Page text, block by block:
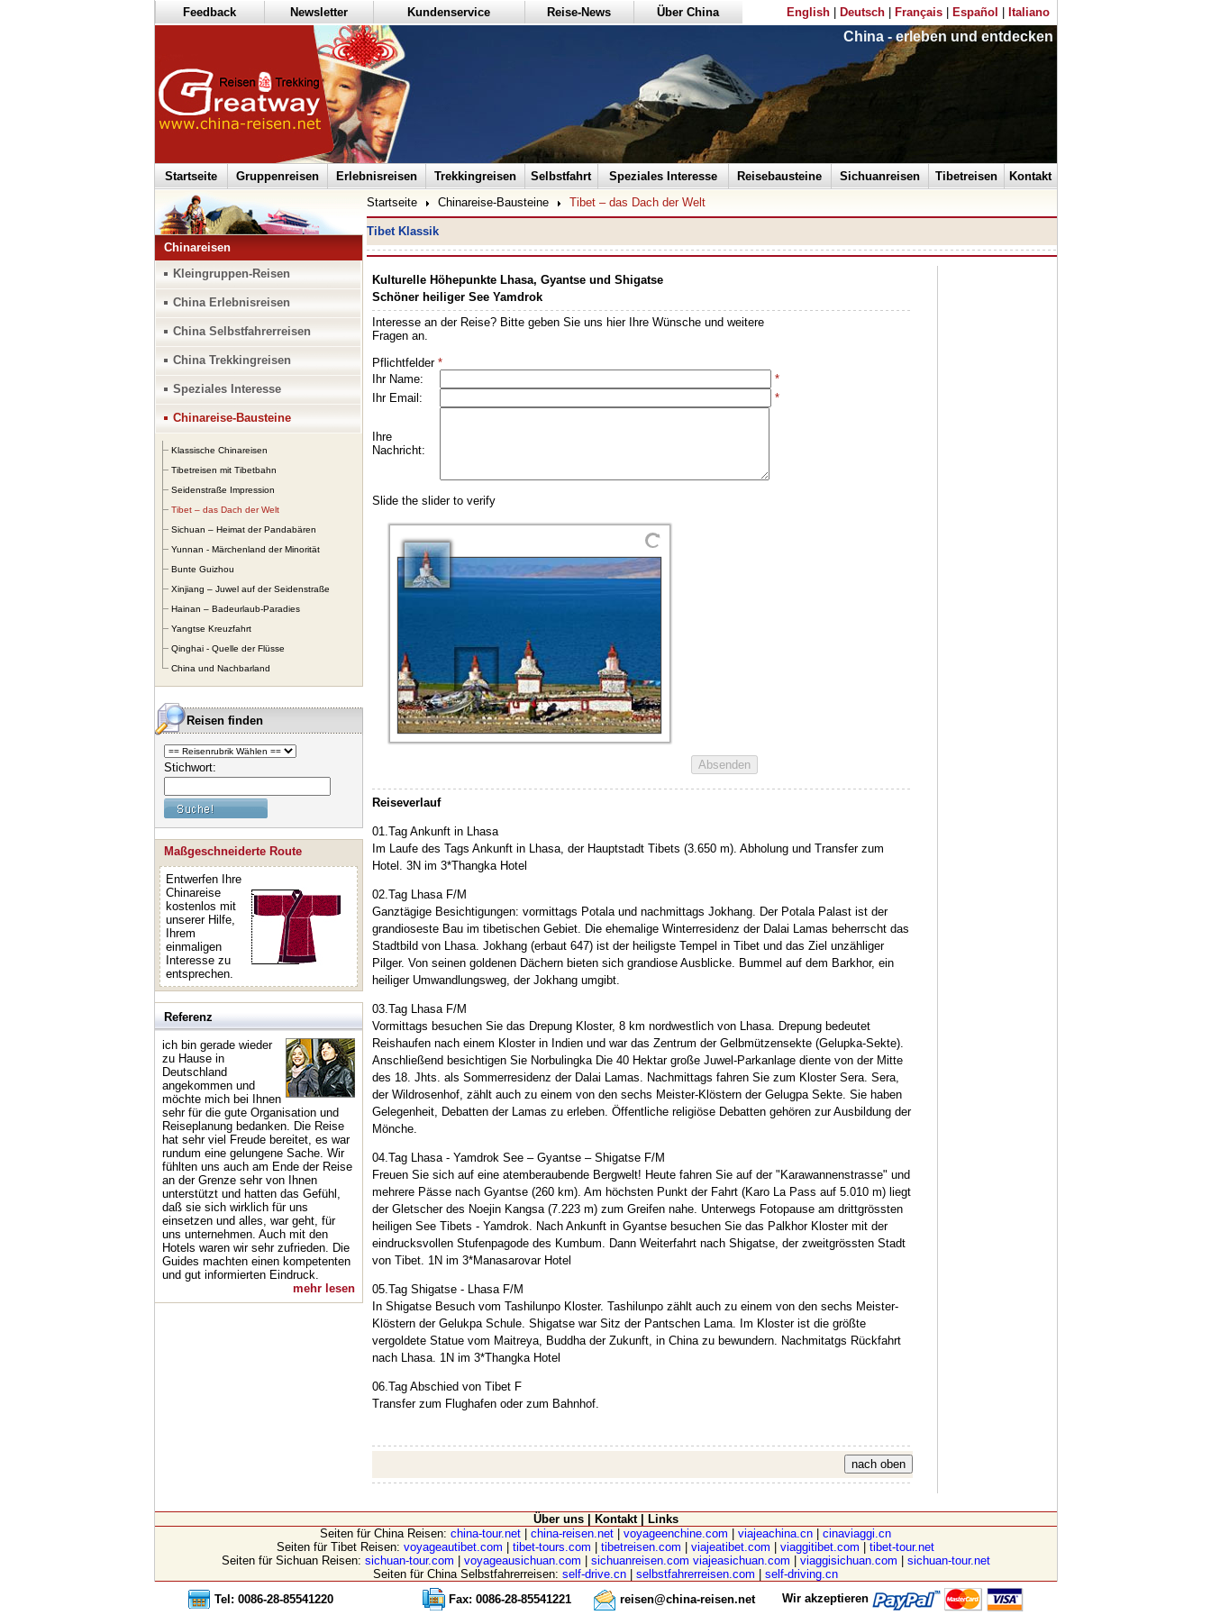
Feedback Newsletter Kundenservice Reise-News Über China English| Deutsch| Français| Español Italiano
China - erleben und entdecken
Startseite Gruppenreisen Erlebnisreisen Trekkingreisen Selbstfahrt Speziales Interesse Reisebausteine Sichuanreisen Tibetreisen Kontakt
Chinareisen
Kleingruppen-Reisen
China Erlebnisreisen
China Selbstfahrerreisen
China Trekkingreisen
Speziales Interesse
Chinareise-Bausteine
Klassische Chinareisen
Tibetreisen mit Tibetbahn
Seidenstraße Impression
Tibet – das Dach der Welt
Sichuan – Heimat der Pandabären
Yunnan - Märchenland der Minorität
Bunte Guizhou
Xinjiang – Juwel auf der Seidenstraße
Hainan – Badeurlaub-Paradies
Yangtse Kreuzfahrt
Qinghai - Quelle der Flüsse
China und Nachbarland
Reisen finden
Stichwort:
Maßgeschneiderte Route
Entwerfen Ihre
Chinareise
kostenlos mit
unserer Hilfe,
Ihrem
einmaligen
Interesse zu
entsprechen.
Referenz
ich bin gerade wieder
zu Hause in
Deutschland
angekommen und
möchte mich bei Ihnen
sehr für die gute Organisation und
Reiseplanung bedanken. Die Reise
hat sehr viel Freude bereitet, es war
rundum eine gelungene Sache. Wir
fühlten uns auch am Ende der Reise
an der Grenze sehr von Ihnen
unterstützt und hatten das Gefühl,
daß sie sich wirklich für uns
einsetzen und alles, war geht, für
uns unternehmen. Auch mit den
Hotels waren wir sehr zufrieden. Die
Guides machten einen kompetenten
und gut informierten Eindruck.
mehr lesen
Startseite Chinareise-Bausteine Tibet – das Dach der Welt
Tibet Klassik
Kulturelle Höhepunkte Lhasa, Gyantse und Shigatse
Schöner heiliger See Yamdrok
Reiseverlauf
01.Tag Ankunft in Lhasa
Im Laufe des Tags Ankunft in Lhasa, der Hauptstadt Tibets (3.650 m). Abholung und Transfer zum
Hotel. 3N im 3*Thangka Hotel
02.Tag Lhasa F/M
Ganztägige Besichtigungen: vormittags Potala und nachmittags Jokhang. Der Potala Palast ist der
grandioseste Bau im tibetischen Gebiet. Die ehemalige Winterresidenz der Dalai Lamas beherrscht das
Stadtbild von Lhasa. Jokhang (erbaut 647) ist der heiligste Tempel in Tibet und das Ziel unzähliger
Pilger. Von seinen goldenen Dächern bieten sich grandiose Ausblicke. Bummel auf dem Barkhor, ein
heiliger Umwandlungsweg, der Jokhang umgibt.
03.Tag Lhasa F/M
Vormittags besuchen Sie das Drepung Kloster, 8 km nordwestlich von Lhasa. Drepung bedeutet
Reishaufen nach einem Kloster in Indien und war das Zentrum der Gelbmützensekte (Gelupka-Sekte).
Anschließend besichtigen Sie Norbulingka Die 40 Hektar große Juwel-Parkanlage diente von der Mitte
des 18. Jhts. als Sommerresidenz der Dalai Lamas. Nachmittags fahren Sie zum Kloster Sera. Sera,
der Wildrosenhof, zählt auch zu einem von den sechs Meister-Klöstern der Gelugpa Sekte. Sie haben
Gelegenheit, Debatten der Lamas zu erleben. Öffentliche religiöse Debatten gehören zur Ausbildung der
Mönche.
04.Tag Lhasa - Yamdrok See – Gyantse – Shigatse F/M
Freuen Sie sich auf eine atemberaubende Bergwelt! Heute fahren Sie auf der "Karawannenstrasse" und
mehrere Pässe nach Gyantse (260 km). Am höchsten Punkt der Fahrt (Karo La Pass auf 5.010 m) liegt
der Gletscher des Noejin Kangsa (7.223 m) zum Greifen nahe. Unterwegs Fotopause am drittgrössten
heiligen See Tibets - Yamdrok. Nach Ankunft in Gyantse besuchen Sie das Palkhor Kloster mit der
eindrucksvollen Stufenpagode des Kumbum. Dann Weiterfahrt nach Shigatse, der zweitgrössten Stadt
von Tibet. 1N im 3*Manasarovar Hotel
05.Tag Shigatse - Lhasa F/M
In Shigatse Besuch vom Tashilunpo Kloster. Tashilunpo zählt auch zu einem von den sechs Meister-
Klöstern der Gelukpa Schule. Shigatse war Sitz der Pantschen Lama. Im Kloster ist die größte
vergoldete Statue vom Maitreya, Buddha der Zukunft, in China zu bewundern. Nachmitatgs Rückfahrt
nach Lhasa. 1N im 3*Thangka Hotel
06.Tag Abschied von Tibet F
Transfer zum Flughafen oder zum Bahnhof.
Über uns| Kontakt|
Links
Seiten für China Reisen: china-tour.net china-reisen.net voyageenchine.com viajeachina.cn
cinaviaggi.cn
Seiten für Tibet Reisen: voyageautibet.com tibet-tours.com tibetreisen.com viajeatibet.com viaggitibet.com
tibet-tour.net
Seiten für Sichuan Reisen: sichuan-tour.com voyageausichuan.com sichuanreisen.com viajeasichuan.com viaggisichuan.com
sichuan-tour.net
Seiten für China Selbstfahrerreisen: self-drive.cn selbstfahrerreisen.com
self-driving.cn
Tel: 0086-28-85541220
Fax: 0086-28-85541221 reisen@china-reisen.net Wir akzeptieren